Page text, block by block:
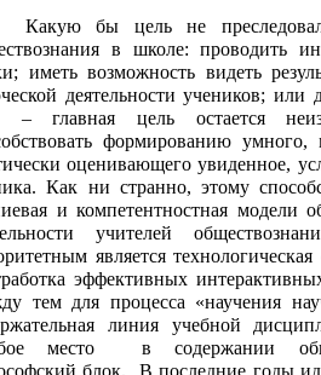
Какую бы цель не
в школе: проводить
иметь возможность видеть
деятельности учеников; или
– главная цель остается
формированию умного,
оценивающего увиденное,
Как ни странно, этому
и компетентностная модели
учителей
является
эффективных
тем для процесса «научения
линия учебной
место в содержании